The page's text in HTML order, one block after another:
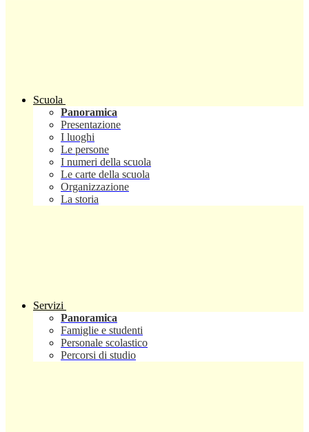
Scuola
Panoramica
Presentazione
I luoghi
Le persone
I numeri della scuola
Le carte della scuola
Organizzazione
La storia
Servizi
Panoramica
Famiglie e studenti
Personale scolastico
Percorsi di studio